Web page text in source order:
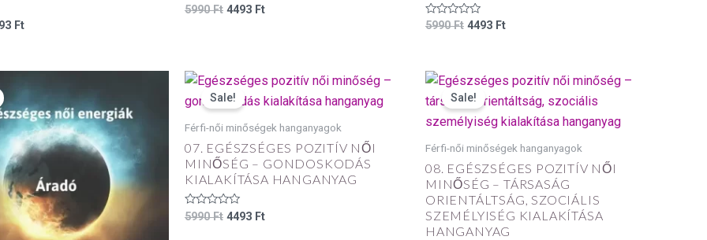
Ft
Értékelés:
5990Ft 4493 Ft
Értékelés:
5990Ft 4493 Ft
Ft.
price
is:
4493 Ft.
Sale!
Férfi-női minőségek hanganyagok
07. EGÉSZSÉGES POZITÍV NŐI
MINŐSÉG – GONDOSKODÁS
KIALAKÍTÁSA HANGANYAG
Értékelés:
5990Ft
Original
price
was:
4493 Ft
Current
price
is:
Sale!
Férfi-női minőségek hanganyagok
08. EGÉSZSÉGES POZITÍV NŐI
MINŐSÉG – TÁRSASÁG
ORIENTÁLTSÁG, SZOCIÁLIS
SZEMÉLYISÉG KIALAKÍTÁSA
HANGANYAG
Original
price
was:
5990 Ft.
Current
price
is:
4493 Ft.